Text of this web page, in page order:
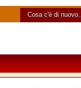
Cosa c'è di